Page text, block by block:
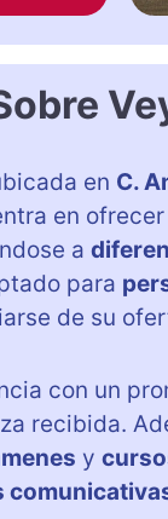
en C.
en
a
para
de su
con un
recibida.
y